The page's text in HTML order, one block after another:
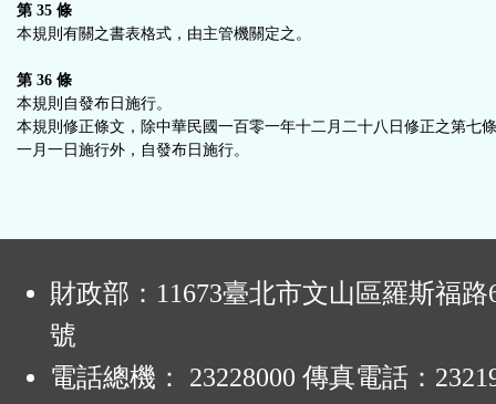
第 35 條
本規則有關之書表格式，由主管機關定之。
第 36 條
本規則自發布日施行。
本規則修正條文，除中華民國一百零一年十二月二十八日修正之第七
一月一日施行外，自發布日施行。
財政部：11673臺北市文山區羅斯福路
號
電話總機： 23228000 傳真電話：